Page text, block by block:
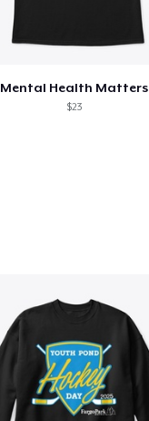
Mental Health Matters
$23